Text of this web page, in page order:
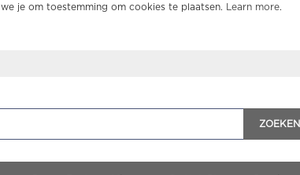
je om toestemming om cookies te plaatsen. Learn more.
ZOEKEN